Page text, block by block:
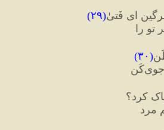
ای فَتیٰ(۲۹)
تو را
( ۳۰)
کرد؟
مرد